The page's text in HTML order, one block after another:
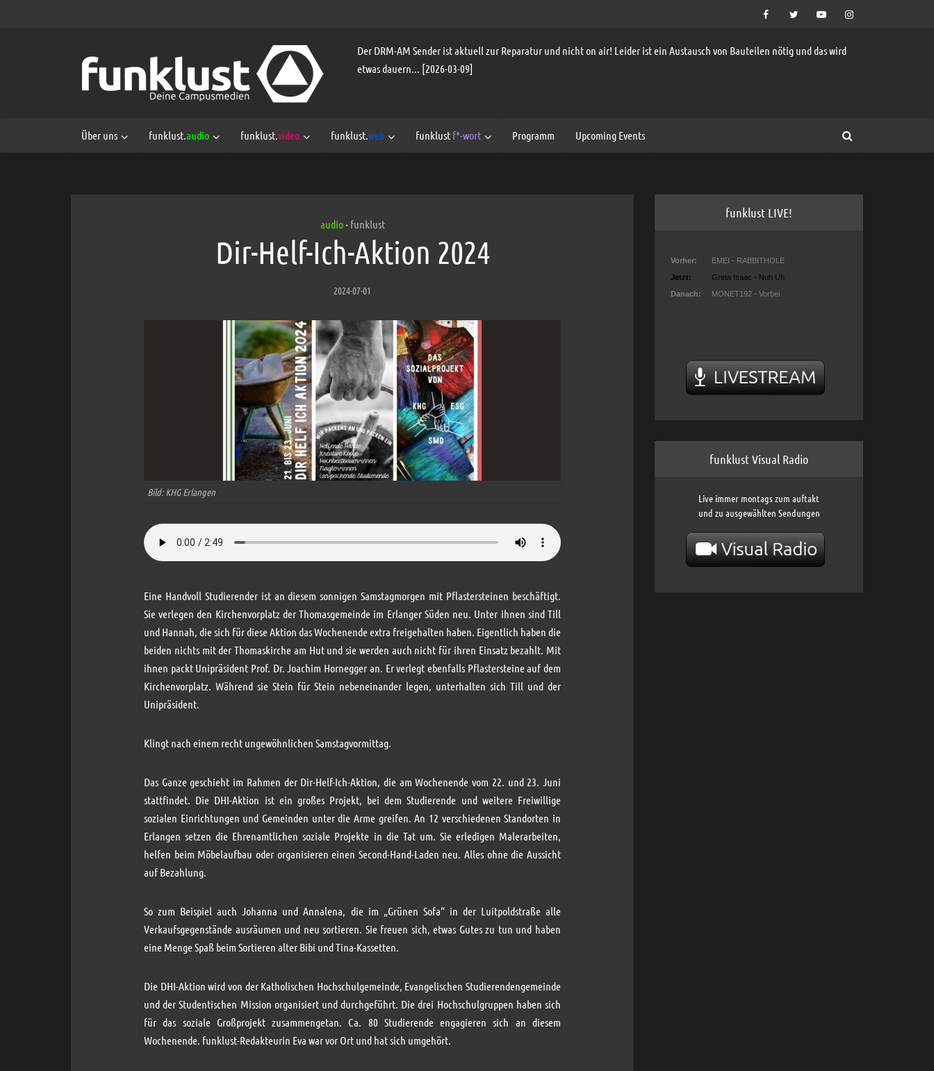
Der DRM-AM Sender ist aktuell zur Reparatur und nicht on air! Leider ist ein Austausch von Bauteilen nötig und das wird
etwas dauern... [2026-03-09]
Über uns funklust.audio funklust.video funklust.web funklust f*-wort Programm Upcoming Events
audio • funklust
Dir-Helf-Ich-Aktion 2024
2024-07-01
Bild: KHG Erlangen
Eine Handvoll Studierender ist an diesem sonnigen Samstagmorgen mit Pflastersteinen beschäftigt.
Sie verlegen den Kirchenvorplatz der Thomasgemeinde im Erlanger Süden neu. Unter ihnen sind Till
und Hannah, die sich für diese Aktion das Wochenende extra freigehalten haben. Eigentlich haben die
beiden nichts mit der Thomaskirche am Hut und sie werden auch nicht für ihren Einsatz bezahlt. Mit
ihnen packt Unipräsident Prof. Dr. Joachim Hornegger an. Er verlegt ebenfalls Pflastersteine auf dem
Kirchenvorplatz. Während sie Stein für Stein nebeneinander legen, unterhalten sich Till und der
Unipräsident.
Klingt nach einem recht ungewöhnlichen Samstagvormittag.
Das Ganze geschieht im Rahmen der Dir-Helf-Ich-Aktion, die am Wochenende vom 22. und 23. Juni
stattfindet. Die DHI-Aktion ist ein großes Projekt, bei dem Studierende und weitere Freiwillige
sozialen Einrichtungen und Gemeinden unter die Arme greifen. An 12 verschiedenen Standorten in
Erlangen setzen die Ehrenamtlichen soziale Projekte in die Tat um. Sie erledigen Malerarbeiten,
helfen beim Möbelaufbau oder organisieren einen Second-Hand-Laden neu. Alles ohne die Aussicht
auf Bezahlung.
So zum Beispiel auch Johanna und Annalena, die im „Grünen Sofa“ in der Luitpoldstraße alle
Verkaufsgegenstände ausräumen und neu sortieren. Sie freuen sich, etwas Gutes zu tun und haben
eine Menge Spaß beim Sortieren alter Bibi und Tina-Kassetten.
Die DHI-Aktion wird von der Katholischen Hochschulgemeinde, Evangelischen Studierendengemeinde
und der Studentischen Mission organisiert und durchgeführt. Die drei Hochschulgruppen haben sich
für das soziale Großprojekt zusammengetan. Ca. 80 Studierende engagieren sich an diesem
Wochenende. funklust-Redakteurin Eva war vor Ort und hat sich umgehört.
funklust LIVE!
funklust Visual Radio
Live immer montags zum auftakt
und zu ausgewählten Sendungen